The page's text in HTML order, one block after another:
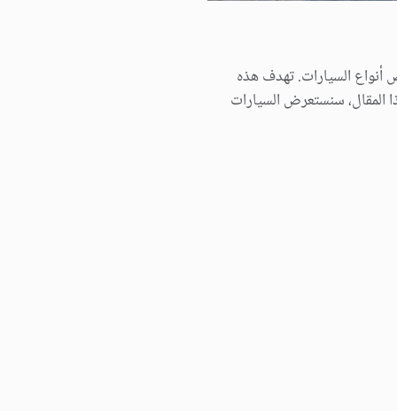
الأجانب لبعض أنواع السيارات. تهدف هذه
المقال، سنستعرض السيارات